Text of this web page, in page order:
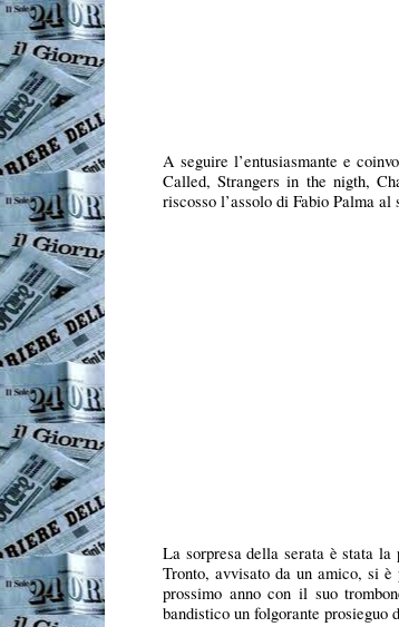
A seguire l’entusiasmante e
Called, Strangers in the nigth,
riscosso l’assolo di Fabio Palma
La sorpresa della serata è stata
Tronto, avvisato da un amico, si
prossimo anno con il suo
bandistico un folgorante prosieguo